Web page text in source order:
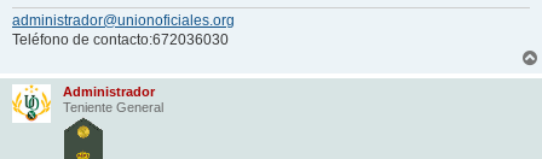
administrador@unionoficiales.org
Teléfono de contacto:672036030
Administrador
Teniente General